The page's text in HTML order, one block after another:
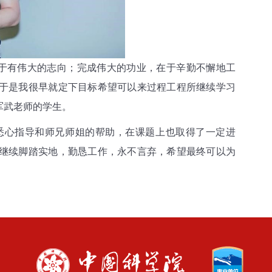
伟大的志向；完成伟大的功业，在于辛勤不懈地工
是我很早就定下目标希望可以来过程工程所继续学习
老师的学生。
指导和师兄师姐的帮助，在课题上也取得了一定进
续脚踏实地，勤恳工作，永不言弃，希望最终可以为